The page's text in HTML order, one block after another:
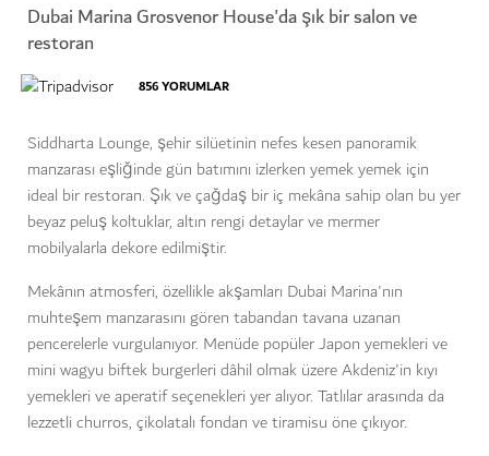
Dubai Marina Grosvenor House'da şık bir salon ve
restoran
856YORUMLAR
Siddharta Lounge, şehir silüetinin nefes kesen panoramik
manzarası eşliğinde gün batımını izlerken yemek yemek için
ideal bir restoran. Şık ve çağdaş bir iç mekâna sahip olan bu yer
beyaz peluş koltuklar, altın rengi detaylar ve mermer
mobilyalarla dekore edilmiştir.
Mekânın atmosferi, özellikle akşamları Dubai Marina'nın
muhteşem manzarasını gören tabandan tavana uzanan
pencerelerle vurgulanıyor. Menüde popüler Japon yemekleri ve
mini wagyu biftek burgerleri dâhil olmak üzere Akdeniz'in kıyı
yemekleri ve aperatif seçenekleri yer alıyor. Tatlılar arasında da
lezzetli churros, çikolatalı fondan ve tiramisu öne çıkıyor.